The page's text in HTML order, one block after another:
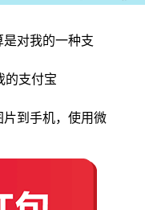
对我的一种支
的支付宝
到手机，使用微